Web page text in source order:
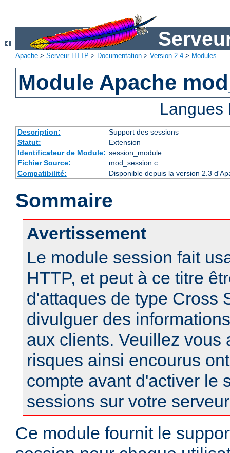
Apache > Serveur HTTP > Documentation > Version 2.4 > Modules
Module Apache
Description:
Support des sessions
Statut:
Extension
Identificateur de Module: session_module
Fichier Source:
mod_session.c
Compatibilité:
Disponible depuis la version 2.3
Sommaire
Avertissement
Le module session fait
HTTP, et peut à ce titre
d'attaques de type Cross
divulguer des
aux clients. Veuillez vous
risques ainsi encourus
compte avant d'activer le
sessions sur votre
Ce module fournit le